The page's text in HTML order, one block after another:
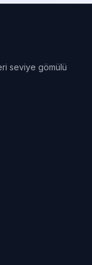
seviye gömülü